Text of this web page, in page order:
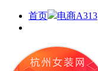
首页 电商A313